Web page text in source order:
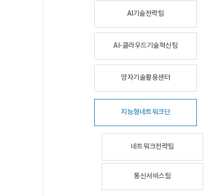
AI기술전략팀
AI-클라우드기술혁신팀
양자기술활용센터
지능형네트워크단
네트워크전략팀
통신서비스팀